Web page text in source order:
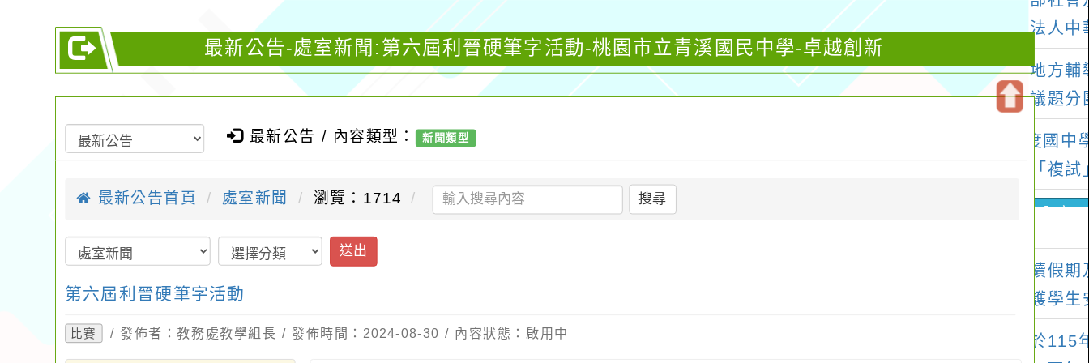
最新公告-處室新聞:第六屆利晉硬筆字活動-桃園市立青溪國民中學-卓越創新
最新公告 / 內容類型： 新聞類型
最新公告首頁 處室新聞 瀏覽：1714 搜尋
送出
第六屆利晉硬筆字活動
比賽 / 發佈者：教務處教學組長 / 發佈時間：2024-08-30 / 內容狀態：啟用中